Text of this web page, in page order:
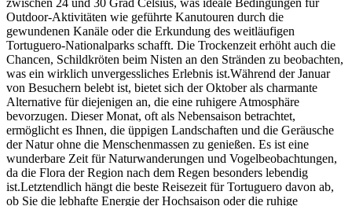
Outdoor-Aktivitäten wie geführte Kanutouren durch die
gewundenen Kanäle oder die Erkundung des weitläufigen
Tortuguero-Nationalparks schafft. Die Trockenzeit erhöht auch die
Chancen, Schildkröten beim Nisten an den Stränden zu beobachten,
was ein wirklich unvergessliches Erlebnis ist.Während der Januar
von Besuchern belebt ist, bietet sich der Oktober als charmante
Alternative für diejenigen an, die eine ruhigere Atmosphäre
bevorzugen. Dieser Monat, oft als Nebensaison betrachtet,
ermöglicht es Ihnen, die üppigen Landschaften und die Geräusche
der Natur ohne die Menschenmassen zu genießen. Es ist eine
wunderbare Zeit für Naturwanderungen und Vogelbeobachtungen,
da die Flora der Region nach dem Regen besonders lebendig
ist.Letztendlich hängt die beste Reisezeit für Tortuguero davon ab,
ob Sie die lebhafte Energie der Hochsaison oder die ruhige